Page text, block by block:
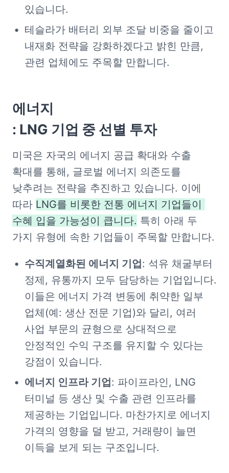
있습니다.
테슬라가 배터리 외부 조달 비중을 줄이고
내재화 전략을 강화하겠다고 밝힌 만큼,
관련 업체에도 주목할 만합니다.
에너지
: LNG 기업 중 선별 투자
미국은 자국의 에너지 공급 확대와 수출
확대를 통해, 글로벌 에너지 의존도를
낮추려는 전략을 추진하고 있습니다. 이에
따라 LNG를 비롯한 전통 에너지 기업들이
수혜 입을 가능성이 큽니다. 특히 아래 두
가지 유형에 속한 기업들이 주목할 만합니다.
수직계열화된 에너지 기업: 석유 채굴부터
정제, 유통까지 모두 담당하는 기업입니다.
이들은 에너지 가격 변동에 취약한 일부
업체(예: 생산 전문 기업)와 달리, 여러
사업 부문의 균형으로 상대적으로
안정적인 수익 구조를 유지할 수 있다는
강점이 있습니다.
에너지 인프라 기업: 파이프라인, LNG
터미널 등 생산 및 수출 관련 인프라를
제공하는 기업입니다. 마찬가지로 에너지
가격의 영향을 덜 받고, 거래량이 늘면
이득을 보게 되는 구조입니다.